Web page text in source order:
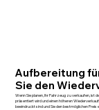
Aufbereitung
Sie den
Wenn Sie planen, Ihr Fahrzeug zu verkaufen, ist
präsentiert wird und einen höheren
beeindruckt sind und Sie den bestmöglichen Preis